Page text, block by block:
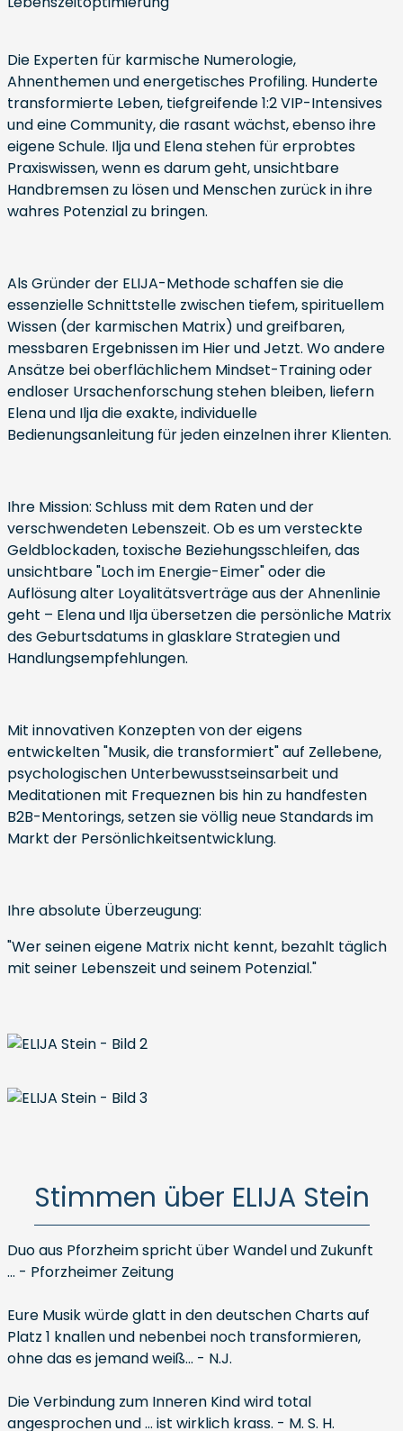
Die Experten für karmische Numerologie,
Ahnenthemen und energetisches Profiling. Hunderte
transformierte Leben, tiefgreifende 1:2 VIP-Intensives
und eine Community, die rasant wächst, ebenso ihre
eigene Schule. Ilja und Elena stehen für erprobtes
Praxiswissen, wenn es darum geht, unsichtbare
Handbremsen zu lösen und Menschen zurück in ihre
wahres Potenzial zu bringen.
Als Gründer der ELIJA-Methode schaffen sie die
essenzielle Schnittstelle zwischen tiefem, spirituellem
Wissen (der karmischen Matrix) und greifbaren,
messbaren Ergebnissen im Hier und Jetzt. Wo andere
Ansätze bei oberflächlichem Mindset-Training oder
endloser Ursachenforschung stehen bleiben, liefern
Elena und Ilja die exakte, individuelle
Bedienungsanleitung für jeden einzelnen ihrer Klienten.
Ihre Mission: Schluss mit dem Raten und der
verschwendeten Lebenszeit. Ob es um versteckte
Geldblockaden, toxische Beziehungsschleifen, das
unsichtbare "Loch im Energie-Eimer" oder die
Auflösung alter Loyalitätsverträge aus der Ahnenlinie
geht – Elena und Ilja übersetzen die persönliche Matrix
des Geburtsdatums in glasklare Strategien und
Handlungsempfehlungen.
Mit innovativen Konzepten von der eigens
entwickelten "Musik, die transformiert" auf Zellebene,
psychologischen Unterbewusstseinsarbeit und
Meditationen mit Frequeznen bis hin zu handfesten
B2B-Mentorings, setzen sie völlig neue Standards im
Markt der Persönlichkeitsentwicklung.
Ihre absolute Überzeugung:
"Wer seinen eigene Matrix nicht kennt, bezahlt täglich
mit seiner Lebenszeit und seinem Potenzial."
Stimmen über ELIJA Stein
Duo aus Pforzheim spricht über Wandel und Zukunft
... - Pforzheimer Zeitung
Eure Musik würde glatt in den deutschen Charts auf
Platz 1 knallen und nebenbei noch transformieren,
ohne das es jemand weiß... - N.J.
Die Verbindung zum Inneren Kind wird total
angesprochen und ... ist wirklich krass. - M. S. H.